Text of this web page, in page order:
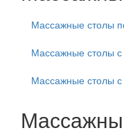
Массажные столы
Массажные столы с
Массажные столы с